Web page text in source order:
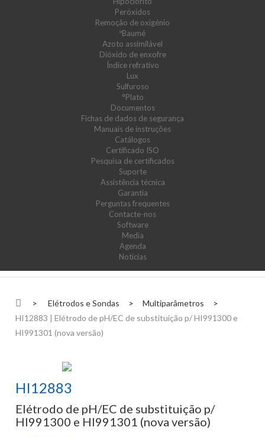
Peróxidos
Remoção de oxigénio
ºBaumé
Azoto assimilável
Dióxido de enxofre
Índice refrativo
Lux
Sulfuroso
°Plato
Documentos
Fichas de dados de segurança
Manuais de instruções
Catálogos
Certificado ISO
Pesquisa de certificados
Suporte
Assistência técnica
Garantia
Perguntas frequentes
Contacte-nos
Software
Media
Agenda
Notícias
> Elétrodos e Sondas > Multiparâmetros
>
HI12883 | Elétrodo de pH/EC de substituição p/ HI991300 e
HI991301 (nova versão)
HI12883
Elétrodo de pH/EC de substituição p/
HI991300 e HI991301 (nova versão)